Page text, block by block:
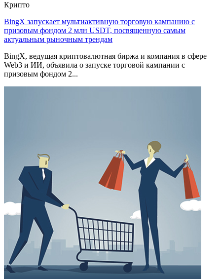
Крипто
BingX запускает мультиактивную торговую кампанию с
призовым фондом 2 млн USDT, посвященную самым
актуальным рыночным трендам
BingX, ведущая криптовалютная биржа и компания в сфере
Web3 и ИИ, объявила о запуске торговой кампании с
призовым фондом 2...